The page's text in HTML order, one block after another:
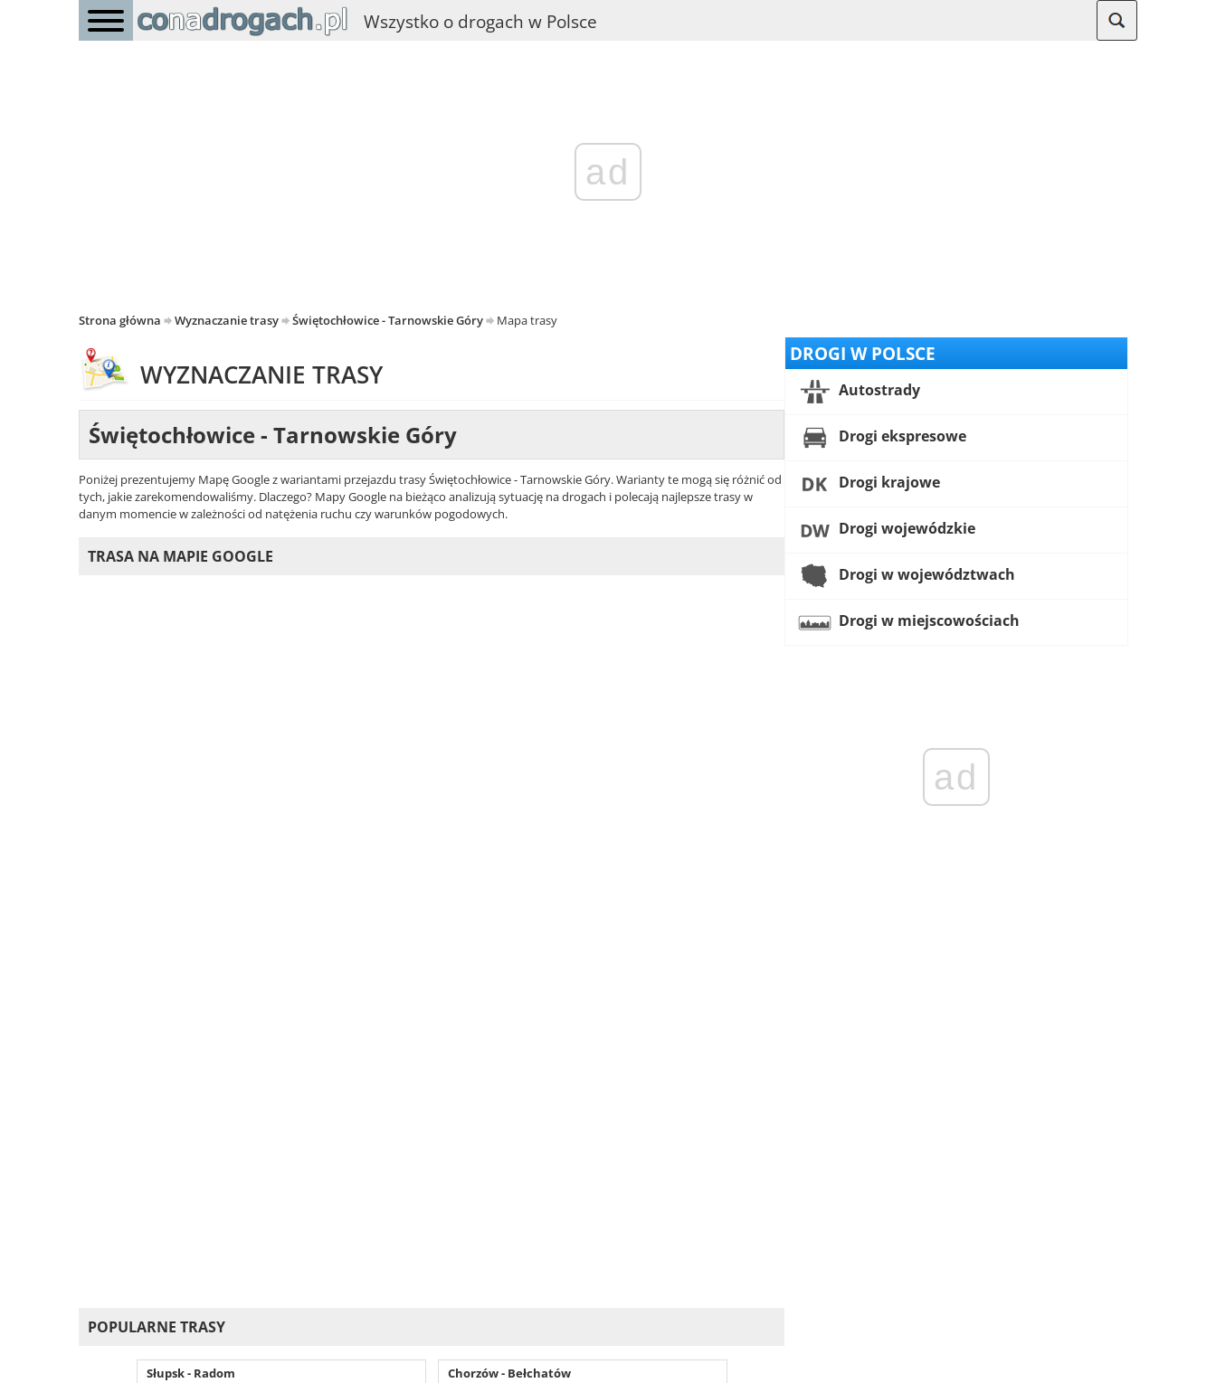
Wszystko o drogach w Polsce
ad
Strona główna Wyznaczanie trasy Świętochłowice - Tarnowskie Góry Mapa trasy
WYZNACZANIE TRASY
Świętochłowice - Tarnowskie Góry
Poniżej prezentujemy Mapę Google z wariantami przejazdu trasy Świętochłowice - Tarnowskie Góry. Warianty te mogą się różnić od
tych, jakie zarekomendowaliśmy. Dlaczego? Mapy Google na bieżąco analizują sytuację na drogach i polecają najlepsze trasy w
danym momencie w zależności od natężenia ruchu czy warunków pogodowych.
TRASA NA MAPIE GOOGLE
POPULARNE TRASY
Słupsk - Radom Chorzów - Bełchatów
DROGI W POLSCE
Autostrady
Drogi ekspresowe
Drogi krajowe
Drogi wojewódzkie
Drogi w województwach
Drogi w miejscowościach
ad